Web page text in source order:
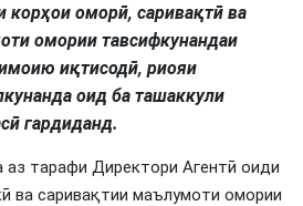
корҳои оморӣ, саривақтӣ ва
омории тавсифкунандаи
иқтисодӣ, риояи
оид ба ташаккули
гардиданд.
аз тарафи Директори Агентӣ оиди
ва саривақтии маълумоти омории